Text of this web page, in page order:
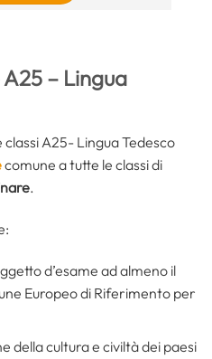
– Lingua
A25- Lingua Tedesco
comune a tutte le classi di
.
d’esame ad almeno il
Europeo di Riferimento per
della cultura e civiltà dei paesi